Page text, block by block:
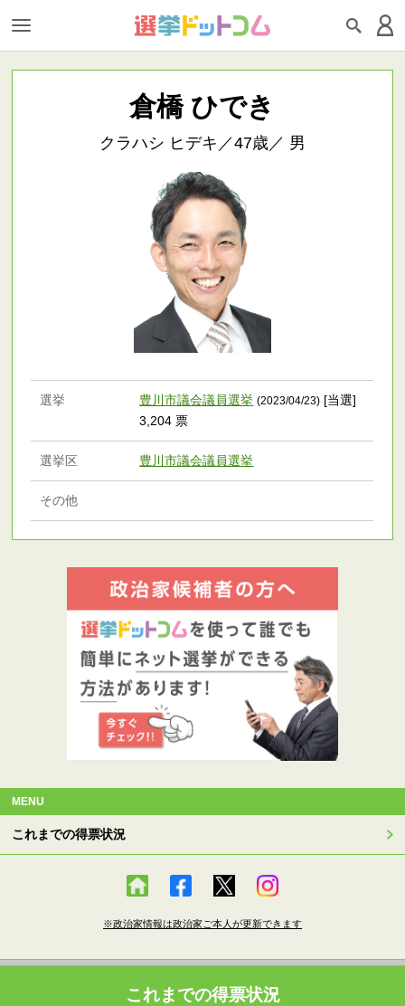
倉橋 ひでき
クラハシ ヒデキ／47歳／ 男
選挙 豊川市議会議員選挙 (2023/04/23) [当選]
3,204 票
選挙区 豊川市議会議員選挙
その他
MENU
これまでの得票状況
※政治家情報は政治家ご本人が更新できます
これまでの得票状況